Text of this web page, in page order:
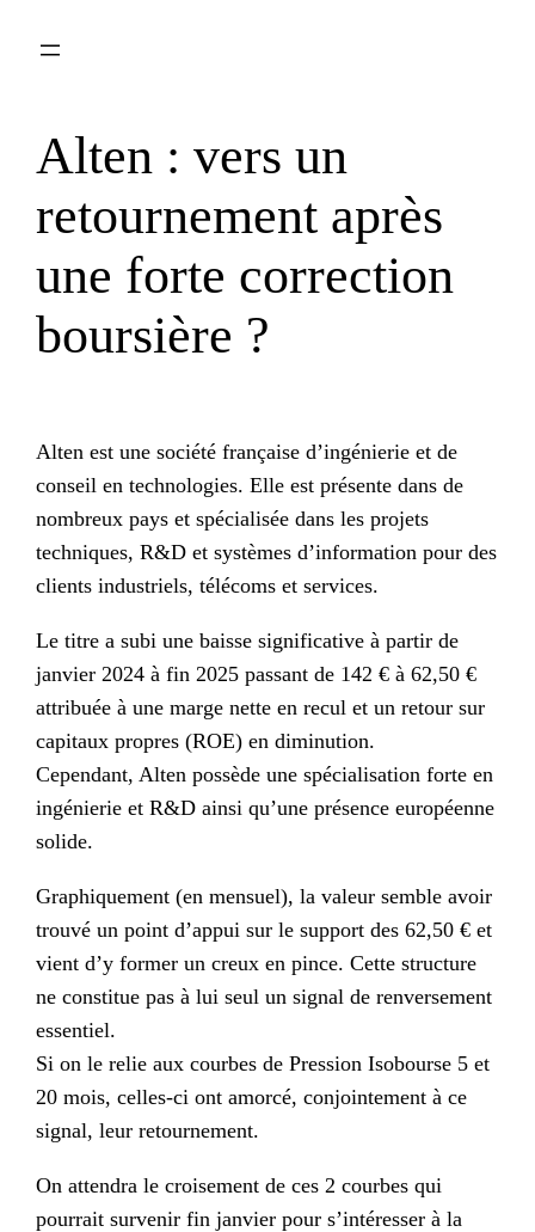
Alten : vers un
retournement après
une forte correction
boursière ?
Alten est une société française d’ingénierie et de
conseil en technologies. Elle est présente dans de
nombreux pays et spécialisée dans les projets
techniques, R&D et systèmes d’information pour des
clients industriels, télécoms et services.
Le titre a subi une baisse significative à partir de
janvier 2024 à fin 2025 passant de 142 € à 62,50 €
attribuée à une marge nette en recul et un retour sur
capitaux propres (ROE) en diminution.
Cependant, Alten possède une spécialisation forte en
ingénierie et R&D ainsi qu’une présence européenne
solide.
Graphiquement (en mensuel), la valeur semble avoir
trouvé un point d’appui sur le support des 62,50 € et
vient d’y former un creux en pince. Cette structure
ne constitue pas à lui seul un signal de renversement
essentiel.
Si on le relie aux courbes de Pression Isobourse 5 et
20 mois, celles-ci ont amorcé, conjointement à ce
signal, leur retournement.
On attendra le croisement de ces 2 courbes qui
pourrait survenir fin janvier pour s’intéresser à la